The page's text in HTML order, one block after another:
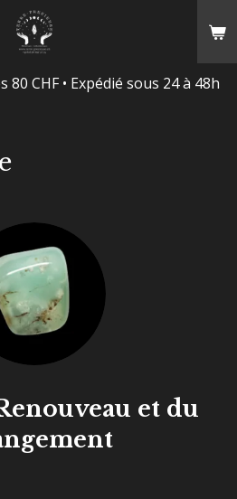
CHF • Expédié sous 24 à 48h
et du